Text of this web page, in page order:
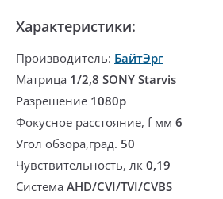
Характеристики:
Производитель: БайтЭрг
Матрица 1/2,8 SONY Starvis
Разрешение 1080p
Фокусное расстояние, f мм 6
Угол обзора,град. 50
Чувствительность, лк 0,19
Система AHD/CVI/TVI/CVBS